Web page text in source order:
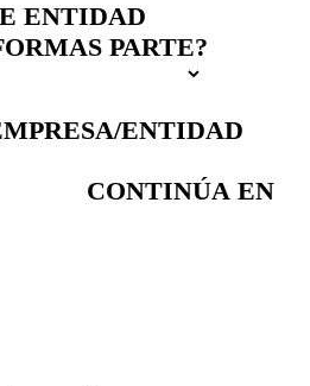
ENTIDAD
PARTE?
ENTIDAD
CONTINÚA EN